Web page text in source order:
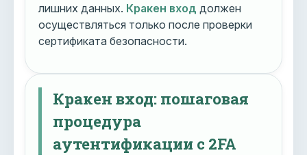
лишних данных. Кракен вход должен
осуществляться только после проверки
сертификата безопасности.
Кракен вход: пошаговая
процедура
аутентификации с 2FA